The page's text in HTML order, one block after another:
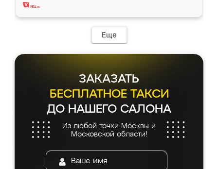
Еще
ЗАКАЗАТЬ
БЕСПЛАТНОЕ ТАКСИ
ДО НАШЕГО САЛОНА
Из любой точки Москвы и
Московской области!